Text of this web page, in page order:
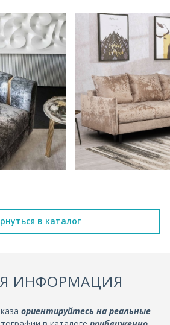
в каталог
ИНФОРМАЦИЯ
ориентируйтесь на реальные